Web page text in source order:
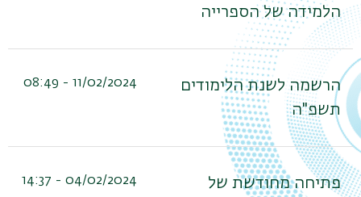
הלמידה של הספרייה
הרשמה לשנת הלימודים
תשפ"ה
11/02/2024 - 08:49
פתיחה מחודשת של
04/02/2024 - 14:37